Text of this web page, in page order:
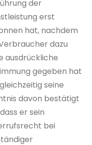
der
erst
hat, nachdem
dazu
ausdrückliche
gegeben hat
seine
davon bestätigt
er sein
bei